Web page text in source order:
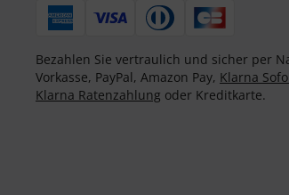
Bezahlen Sie vertraulich und sicher per
Vorkasse, PayPal, Amazon Pay, Klarna
Klarna Ratenzahlung oder Kreditkarte.